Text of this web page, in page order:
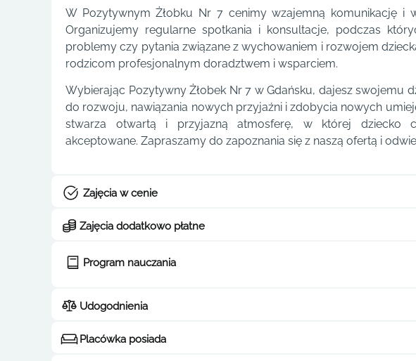
W Pozytywnym Żłobku Nr 7 cenimy wzajemną komunikację i
Organizujemy regularne spotkania i konsultacje, podczas
problemy czy pytania związane z wychowaniem i rozwojem
rodzicom profesjonalnym doradztwem i wsparciem.
Wybierając Pozytywny Żłobek Nr 7 w Gdańsku, dajesz swojemu
do rozwoju, nawiązania nowych przyjaźni i zdobycia nowych
stwarza otwartą i przyjazną atmosferę, w której dziecko
akceptowane. Zapraszamy do zapoznania się z naszą ofertą i
Zajęcia w cenie
Zajęcia dodatkowo płatne
Program nauczania
Udogodnienia
Placówka posiada